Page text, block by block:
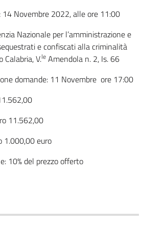
Novembre 2022, alle ore 11:00
Nazionale per l’amministrazione e
e confiscati alla criminalità
Calabria, V.le Amendola n. 2, Is. 66
domande: 11 Novembre ore 17:00
11.562,00
euro
del prezzo offerto